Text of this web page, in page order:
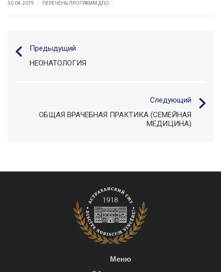
30.04.2019 ПЕРЕЧЕНЬ ПРОГРАММ ДПО
Предыдущий
НЕОНАТОЛОГИЯ
Следующий
ОБЩАЯ ВРАЧЕБНАЯ ПРАКТИКА (СЕМЕЙНАЯ
МЕДИЦИНА)
Меню